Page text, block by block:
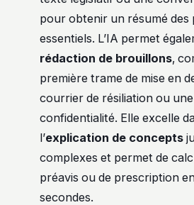
pour obtenir un résumé des
essentiels. L’IA permet
rédaction de brouillons,
première trame de mise en
courrier de résiliation ou
confidentialité. Elle excelle
l’explication de concepts
complexes et permet de
préavis ou de prescription
secondes.